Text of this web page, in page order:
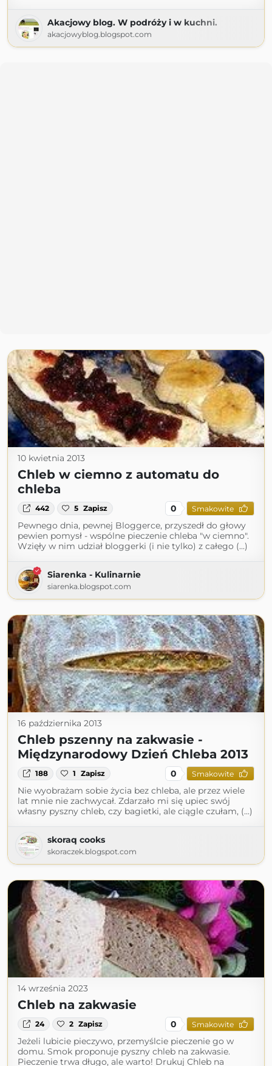
Akacjowy blog. W podróży i w kuchni.
akacjowyblog.blogspot.com
10 kwietnia 2013
Chleb w ciemno z automatu do
chleba
442 5 Zapisz 0 Smakowite
Pewnego dnia, pewnej Bloggerce, przyszedł do głowy
pewien pomysł - wspólne pieczenie chleba "w ciemno".
Wzięły w nim udział bloggerki (i nie tylko) z całego (...)
Siarenka - Kulinarnie
siarenka.blogspot.com
16 października 2013
Chleb pszenny na zakwasie -
Międzynarodowy Dzień Chleba 2013
188 1 Zapisz 0 Smakowite
Nie wyobrażam sobie życia bez chleba, ale przez wiele
lat mnie nie zachwycał. Zdarzało mi się upiec swój
własny pyszny chleb, czy bagietki, ale ciągle czułam, (...)
skoraq cooks
skoraczek.blogspot.com
14 września 2023
Chleb na zakwasie
24 2 Zapisz 0 Smakowite
Jeżeli lubicie pieczywo, przemyślcie pieczenie go w
domu. Smok proponuje pyszny chleb na zakwasie.
Pieczenie trwa długo, ale warto! Drukuj Chleb na